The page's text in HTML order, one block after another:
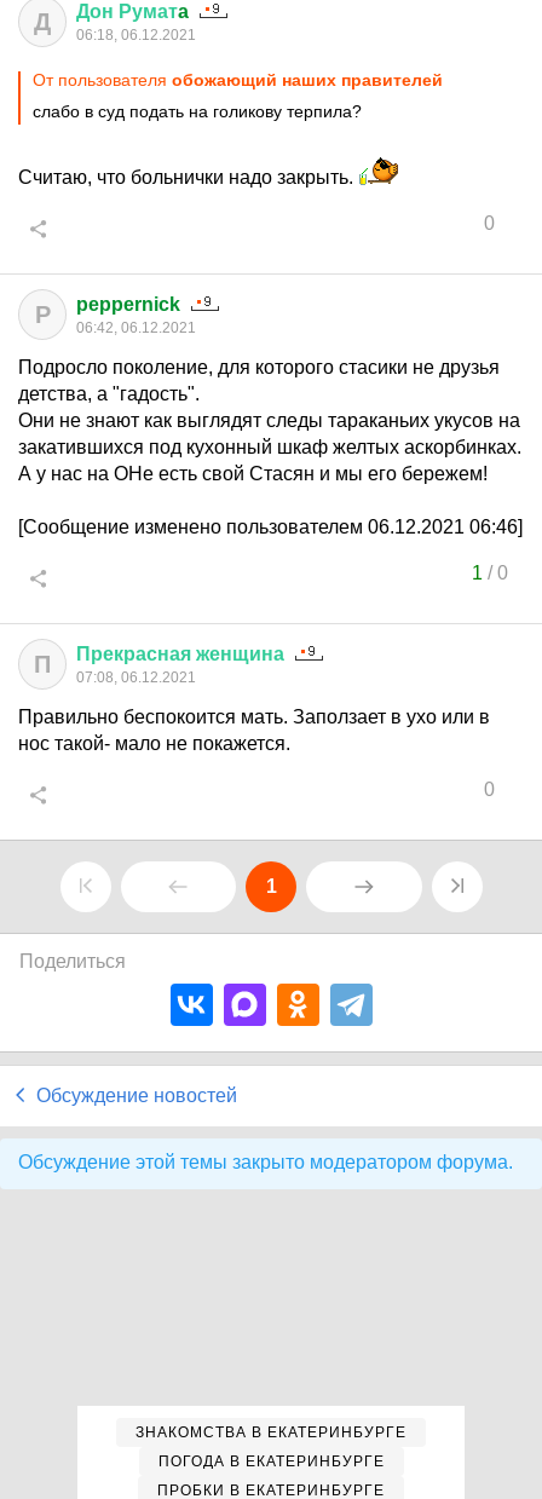
Д Дон Руматa
06:18, 06.12.2021
От пользователя обожающий наших правителей
слабо в суд подать на голикову терпила?
Считаю, что больнички надо закрыть.
0
P peppernick
06:42, 06.12.2021
Подросло поколение, для которого стасики не друзья
детства, а "гадость".
Они не знают как выглядят следы тараканьих укусов на
закатившихся под кухонный шкаф желтых аскорбинках.
А у нас на ОНе есть свой Стасян и мы его бережем!
[Сообщение изменено пользователем 06.12.2021 06:46]
1 /0
П Прекрасная женщина
07:08, 06.12.2021
Правильно беспокоится мать. Заползает в ухо или в
нос такой- мало не покажется.
0
1
Поделиться
Обсуждение новостей
Обсуждение этой темы закрыто модератором форума.
ЗНАКОМСТВА В ЕКАТЕРИНБУРГЕ
ПОГОДА В ЕКАТЕРИНБУРГЕ
ПРОБКИ В ЕКАТЕРИНБУРГЕ